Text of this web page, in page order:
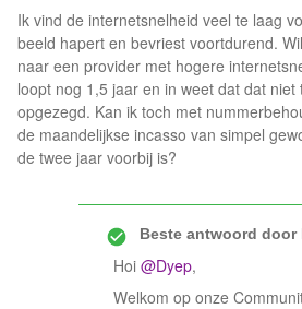
Ik vind de internetsnelheid veel te laag
beeld hapert en bevriest voortdurend.
naar een provider met hogere
loopt nog 1,5 jaar en in weet dat dat niet
opgezegd. Kan ik toch met
de maandelijkse incasso van simpel
de twee jaar voorbij is?
Beste antwoord door
Hoi @Dyep,
Welkom op onze